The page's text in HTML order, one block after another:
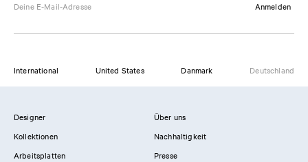
Anmelden
International United States Danmark Deutschland
Designer
Kollektionen
Arbeitsplatten
Über uns
Nachhaltigkeit
Presse